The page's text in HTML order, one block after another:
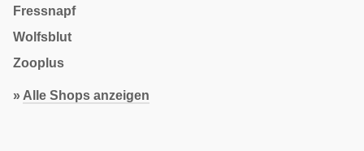
Fressnapf
Wolfsblut
Zooplus
» Alle Shops anzeigen